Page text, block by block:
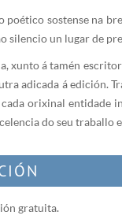
poético sostense na
silencio un lugar de
xunto á tamén
adicada á edición.
orixinal entidade
do seu traballo
gratuita.